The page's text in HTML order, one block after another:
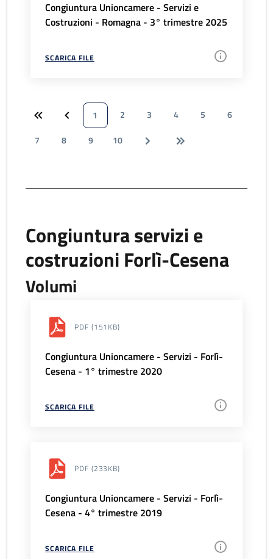
Congiuntura Unioncamere - Servizi e
Costruzioni - Romagna - 3° trimestre 2025
SCARICA FILE
1 2 3 4 5
6
7
8 9 10
Congiuntura servizi e
costruzioni Forlì-Cesena
Volumi
PDF (151KB)
Congiuntura Unioncamere - Servizi - Forlì-
Cesena - 1° trimestre 2020
SCARICA FILE
PDF (233KB)
Congiuntura Unioncamere - Servizi - Forlì-
Cesena - 4° trimestre 2019
SCARICA FILE